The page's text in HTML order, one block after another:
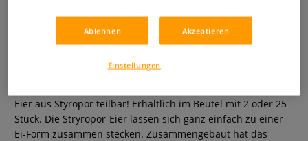
Styropor Halbeier groß
Eier aus Styropor teilbar! Erhältlich im Beutel mit 2 oder 25
Stück. Die Stryropor-Eier lassen sich ganz einfach zu einer
Ei-Form zusammen stecken. Zusammengebaut hat das
Ablehnen Akzeptieren
Einstellungen